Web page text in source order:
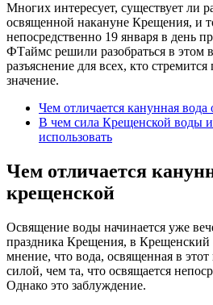
Многих интересует, существует ли
освященной накануне Крещения, и
непосредственно 19 января в день
ФТаймс решили разобраться в этом
разъяснение для всех, кто
значение.
Чем отличается канунная вода
В чем сила Крещенской воды и
использовать
Чем отличается
крещенской
Освящение воды начинается уже
праздника Крещения, в
мнение, что вода, освященная в
силой, чем та, что освящается
Однако это заблуждение.